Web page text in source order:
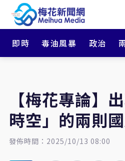
即時 毒油風暴 政治
【梅花專論】
時空」的兩則
發佈時間：2025/10/13 08:00